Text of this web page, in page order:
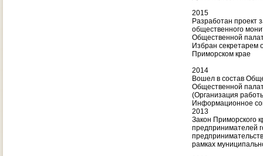
2015
Разработан проект
общественного
Общественной
Избран секретарем
Приморском крае
2014
Вошел в состав
Общественной
(Организация
Информационное
2013
Закон Приморского
предпринимателей
рамках